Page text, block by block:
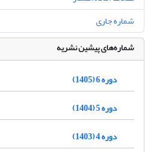
شماره جاری
شماره‌های پیشین نشریه
دوره 6 (1405)
دوره 5 (1404)
دوره 4 (1403)